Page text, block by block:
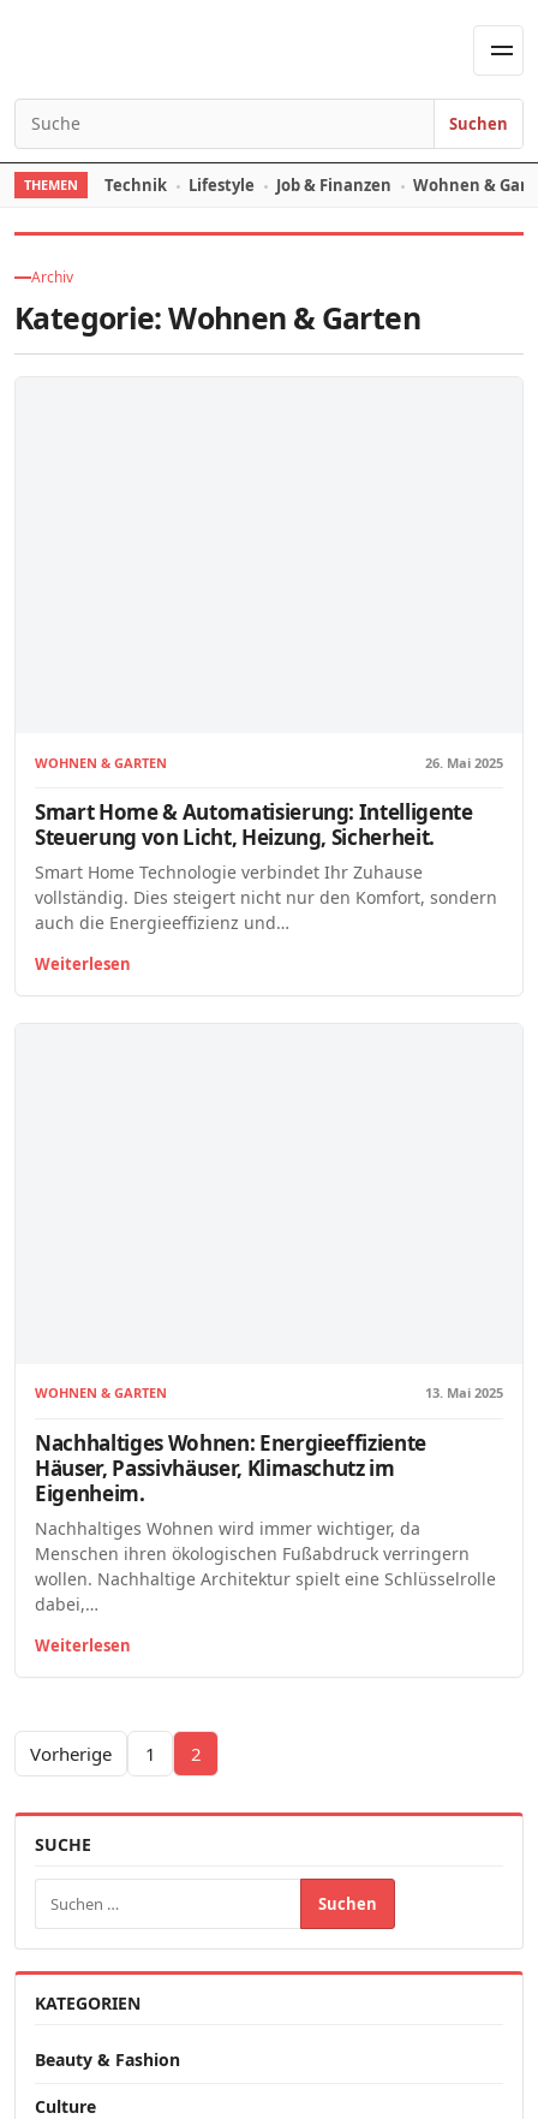
Search for:
Suchen
THEMEN Technik Lifestyle Job & Finanzen Wohnen &
Archiv
Kategorie:Wohnen & Garten
WOHNEN & GARTEN 26. Mai 2025
Smart Home & Automatisierung: Intelligente
Steuerung von Licht, Heizung, Sicherheit.
Smart Home Technologie verbindet Ihr Zuhause
vollständig. Dies steigert nicht nur den Komfort, sondern
auch die Energieeffizienz und…
Weiterlesen
WOHNEN & GARTEN 13. Mai 2025
Nachhaltiges Wohnen: Energieeffiziente
Häuser, Passivhäuser, Klimaschutz im
Eigenheim.
Nachhaltiges Wohnen wird immer wichtiger, da
Menschen ihren ökologischen Fußabdruck verringern
wollen. Nachhaltige Architektur spielt eine Schlüsselrolle
dabei,…
Weiterlesen
Seitennummerierung der Beiträge
Vorherige 1 2
SUCHE
KATEGORIEN
Beauty & Fashion
Culture